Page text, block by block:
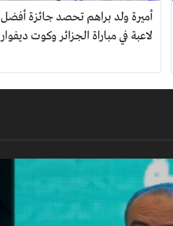
أميرة ولد براهم تحصد جائزة أفضل
لاعبة في مباراة الجزائر وكوت ديفوار